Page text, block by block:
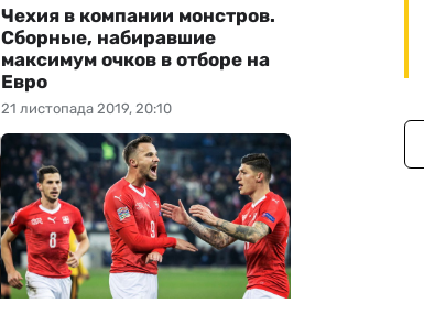
21 листопада 2019, 20:10
Чехия в компании монстров.
Сборные, набиравшие
максимум очков в отборе на
Евро